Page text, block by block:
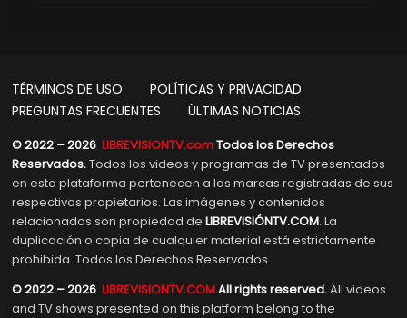
TÉRMINOS DE USO
POLÍTICAS Y PRIVACIDAD
PREGUNTAS FRECUENTES
ÚLTIMAS NOTICIAS
© 2022 – 2026LIBREVISIONTV.comTodos los Derechos
Reservados.Todos los videos y programas de TV presentados
en esta plataforma pertenecen a las marcas registradas de sus
respectivos propietarios. Las imágenes y contenidos
relacionados son propiedad deLIBREVISIÓNTV.COM. La
duplicación o copia de cualquier material está estrictamente
prohibida. Todos los Derechos Reservados.
© 2022 – 2026LIBREVISIONTV.COMAll rights reserved.All videos
and TV shows presented on this platform belong to the